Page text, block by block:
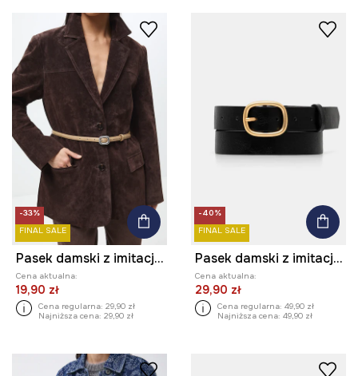
-33%
FINAL SALE
Pasek damski z imitacji skóry
Cena aktualna:
19,90 zł
Cena regularna: 29,90 zł
Najniższa cena: 29,90 zł
-40%
FINAL SALE
Pasek damski z imitacji skóry
Cena aktualna:
29,90 zł
Cena regularna: 49,90 zł
Najniższa cena: 49,90 zł